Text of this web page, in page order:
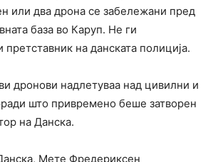
или два дрона се забележани пред
база во Каруп. Не ги
претставник на данската полиција.
дронови надлетуваа над цивилни и
што привремено беше затворен
на Данска.
Мете Фредериксен